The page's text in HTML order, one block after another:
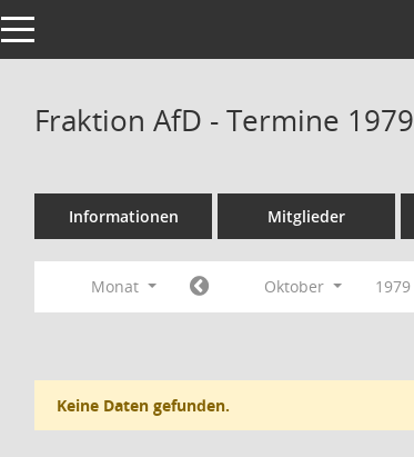
Toggle navigation
Fraktion AfD - Termine 1979
Informationen Mitglieder
Monat Oktober 1979
Keine Daten gefunden.